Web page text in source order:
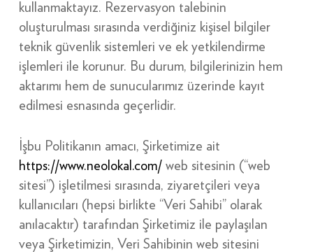
kullanmaktayız. Rezervasyon talebinin
oluşturulması sırasında verdiğiniz kişisel bilgiler
teknik güvenlik sistemleri ve ek yetkilendirme
işlemleri ile korunur. Bu durum, bilgilerinizin hem
aktarımı hem de sunucularımız üzerinde kayıt
edilmesi esnasında geçerlidir.
İşbu Politikanın amacı, Şirketimize ait
https://www.neolokal.com/web sitesinin (“web
sitesi”) işletilmesi sırasında, ziyaretçileri veya
kullanıcıları (hepsi birlikte “Veri Sahibi” olarak
anılacaktır) tarafından Şirketimiz ile paylaşılan
veya Şirketimizin, Veri Sahibinin web sitesini